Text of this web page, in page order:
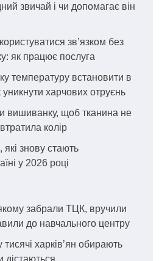
звичай і чи допомагає він
зв’язком без
як працює послуга
температуру встановити в
харчових отруєнь
вишиванку, щоб тканина не
колір
які знову стають
у 2026 році
забрали ТЦК, вручили
до навчального центру
тисячі харків’ян обирають